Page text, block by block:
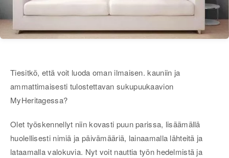
Tiesitkö, että voit luoda oman ilmaisen. kauniin ja
ammattimaisesti tulostettavan sukupuukaavion
MyHeritagessa?
Olet työskennellyt niin kovasti puun parissa, lisäämällä
huolellisesti nimiä ja päivämääriä, lainaamalla lähteitä ja
lataamalla valokuvia. Nyt voit nauttia työn hedelmistä ja